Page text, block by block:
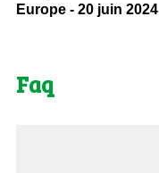
Europe - 20 juin 2024
Faq